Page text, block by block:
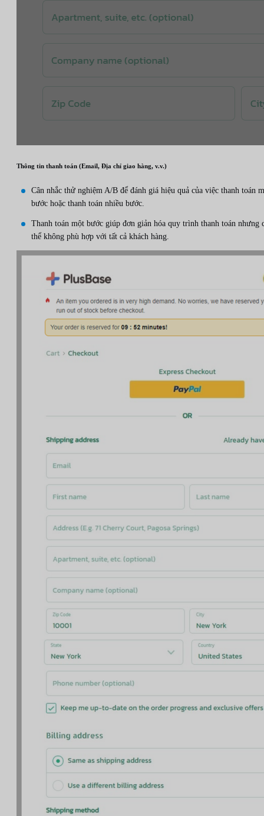
Thông tin thanh toán (Email, Địa chỉ giao hàng, v.v.)
Cân nhắc thử nghiệm A/B để đánh giá hiệu quả của việc thanh toán
bước hoặc thanh toán nhiều bước.
Thanh toán một bước giúp đơn giản hóa quy trình thanh toán nhưng
thể không phù hợp với tất cả khách hàng.